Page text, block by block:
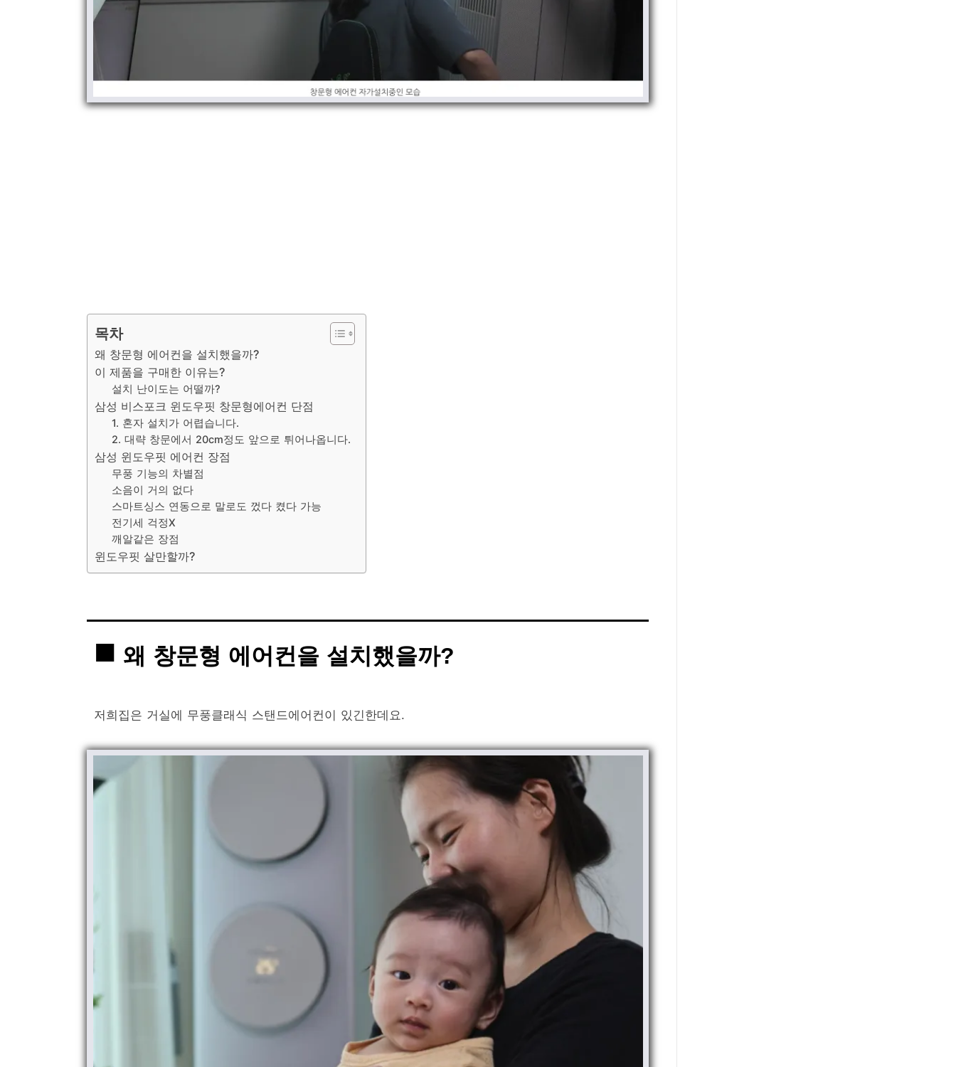
목차
왜 창문형 에어컨을 설치했을까?
이 제품을 구매한 이유는?
설치 난이도는 어떨까?
삼성 비스포크 윈도우핏 창문형에어컨 단점
1. 혼자 설치가 어렵습니다.
2. 대략 창문에서 20cm정도 앞으로 튀어나옵니다.
삼성 윈도우핏 에어컨 장점
무풍 기능의 차별점
소음이 거의 없다
스마트싱스 연동으로 말로도 껐다 켰다 가능
전기세 걱정X
깨알같은 장점
윈도우핏 살만할까?
왜 창문형 에어컨을 설치했을까?
저희집은 거실에 무풍클래식 스탠드에어컨이 있긴한데요.